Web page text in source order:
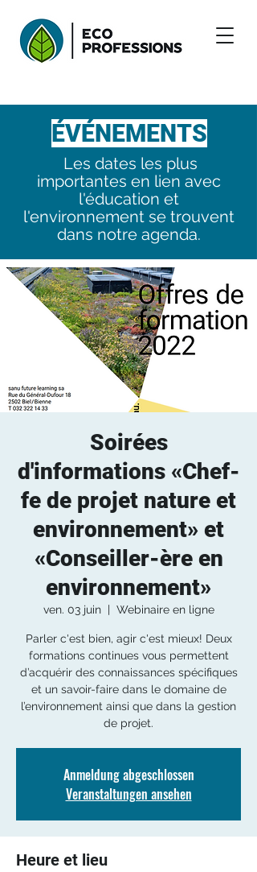
ÉVÉNEMENTS
Les dates les plus
importantes en lien avec
l'éducation et
l'environnement se trouvent
dans notre agenda.
Soirées
d'informations «Chef-
fe de projet nature et
environnement» et
«Conseiller-ère en
environnement»
ven. 03 juin
  |
Webinaire en ligne
Parler c'est bien, agir c'est mieux! Deux
formations continues vous permettent
d’acquérir des connaissances spécifiques
et un savoir-faire dans le domaine de
l’environnement ainsi que dans la gestion
de projet.
Anmeldung abgeschlossen
Veranstaltungen ansehen
Heure et lieu